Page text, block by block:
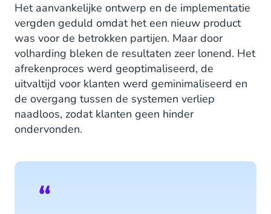
Het aanvankelijke ontwerp en de implementatie
vergden geduld omdat het een nieuw product
was voor de betrokken partijen. Maar door
volharding bleken de resultaten zeer lonend. Het
afrekenproces werd geoptimaliseerd, de
uitvaltijd voor klanten werd geminimaliseerd en
de overgang tussen de systemen verliep
naadloos, zodat klanten geen hinder
ondervonden.